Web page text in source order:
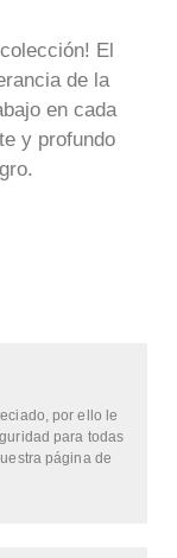
El
de la
en cada
y profundo
por ello le
para todas
página de